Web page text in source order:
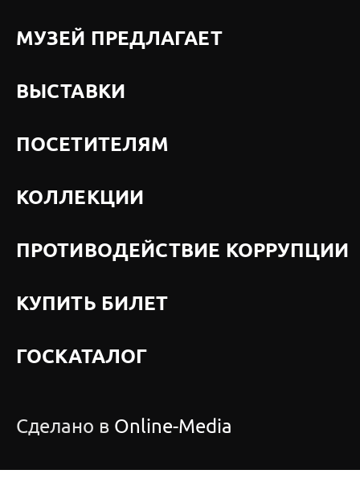
МУЗЕЙ ПРЕДЛАГАЕТ
ВЫСТАВКИ
ПОСЕТИТЕЛЯМ
КОЛЛЕКЦИИ
ПРОТИВОДЕЙСТВИЕ КОРРУПЦИИ
КУПИТЬ БИЛЕТ
ГОСКАТАЛОГ
Сделано в Online-Media